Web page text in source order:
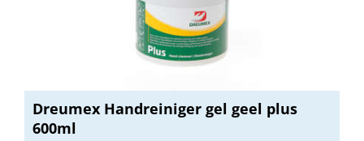
Dreumex Handreiniger gel geel plus
600ml